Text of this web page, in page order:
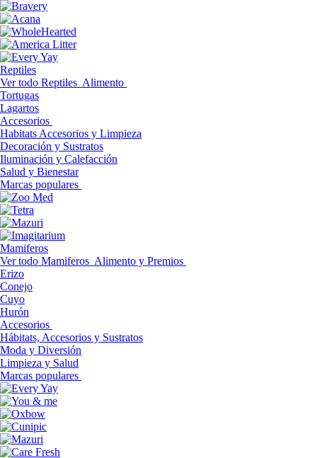
Reptiles
Ver todo Reptiles Alimento
Tortugas
Lagartos
Accesorios
Habitats Accesorios y Limpieza
Decoración y Sustratos
Iluminación y Calefacción
Salud y Bienestar
Marcas populares
Mamiferos
Ver todo Mamiferos Alimento y Premios
Erizo
Conejo
Cuyo
Hurón
Accesorios
Hábitats, Accesorios y Sustratos
Moda y Diversión
Limpieza y Salud
Marcas populares